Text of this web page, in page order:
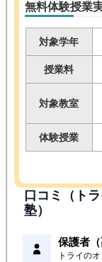
無料体験授業
対象学年
授業料
対象教室
体験授業
口コミ（ト
塾）
保護者（
トライの